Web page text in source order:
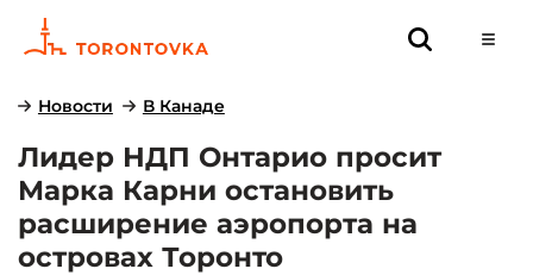
Новости В Канаде
Лидер НДП Онтарио просит
Марка Карни остановить
расширение аэропорта на
островах Торонто